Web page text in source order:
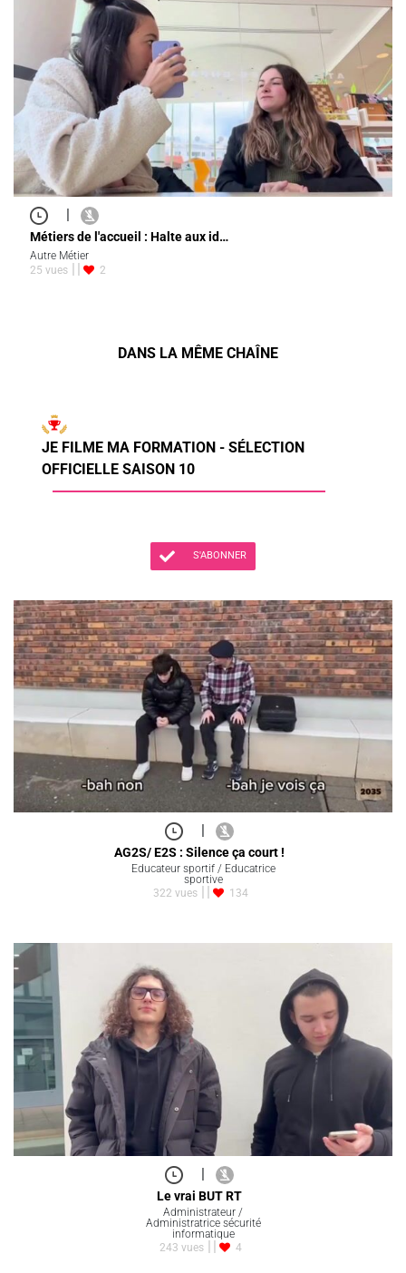
|
Métiers de l'accueil : Halte aux id…
Autre Métier
25 vues
2
DANS LA MÊME CHAÎNE
JE FILME MA FORMATION - SÉLECTION
OFFICIELLE SAISON 10
S'ABONNER
|
AG2S/ E2S : Silence ça court !
Educateur sportif / Educatrice
sportive
322 vues
134
Le vrai BUT RT
Administrateur /
Administratrice sécurité
informatique
243 vues
4